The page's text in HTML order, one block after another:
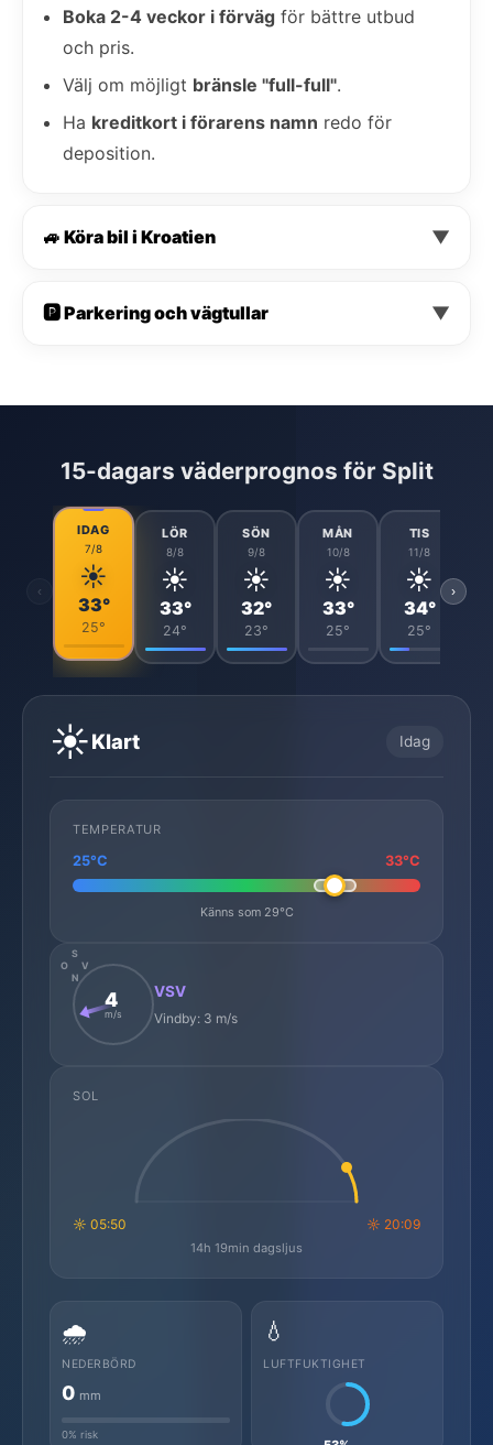
Boka 2-4 veckor i förväg för bättre utbud
och pris.
Välj om möjligt bränsle "full-full".
Ha kreditkort i förarens namn redo för
deposition.
🚙 Köra bil i Kroatien ▼
🅿️ Parkering och vägtullar ▼
15-dagars väderprognos för Split
‹
IDAG
7/8
☀️
33°
25°
LÖR
8/8
☀️
33°
24°
SÖN
9/8
☀️
32°
23°
MÅN
10/8
☀️
33°
25°
TIS
11/8
☀️
34°
25°
›
☀️Klart Idag
TEMPERATUR
25°C 33°C
Känns som 29°C
N
S
O
V
4
m/s
VSV
Vindby: 3 m/s
SOL
☼ 05:50 ☼ 20:09
14h 19min dagsljus
🌧️
NEDERBÖRD
0 mm
0% risk
💧
LUFTFUKTIGHET